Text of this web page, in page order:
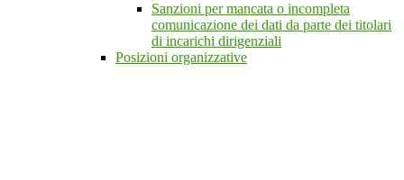
Sanzioni per mancata o incompleta
comunicazione dei dati da parte dei titolari
di incarichi dirigenziali
Posizioni organizzative